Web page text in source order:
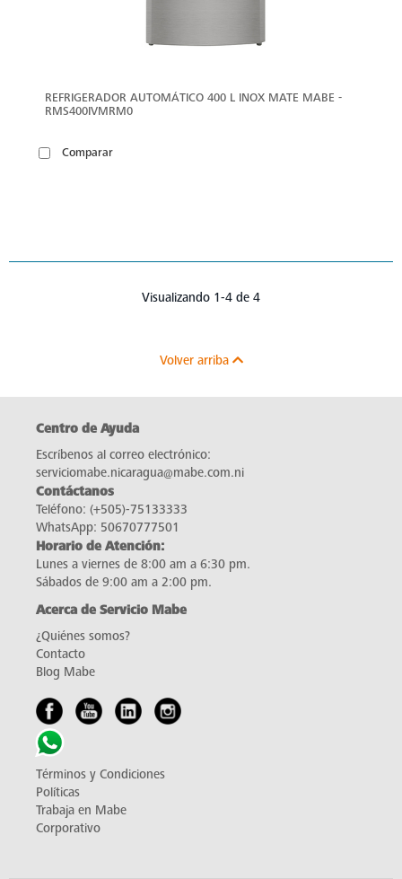
REFRIGERADOR AUTOMÁTICO 400 L INOX MATE MABE -
RMS400IVMRM0
Comparar
Visualizando 1-4 de 4
Volver arriba
Centro de Ayuda
Escríbenos al correo electrónico:
serviciomabe.nicaragua@mabe.com.ni
Contáctanos
Teléfono: (+505)-75133333
WhatsApp: 50670777501
Horario de Atención:
Lunes a viernes de 8:00 am a 6:30 pm.
Sábados de 9:00 am a 2:00 pm.
Acerca de Servicio Mabe
¿Quiénes somos?
Contacto
Blog Mabe
Términos y Condiciones
Políticas
Trabaja en Mabe
Corporativo